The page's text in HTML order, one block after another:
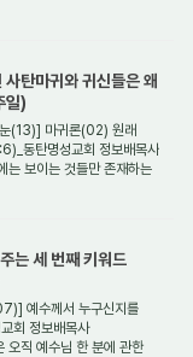
탄마귀와 귀신들은 왜
)
(13)] 마귀론(02) 원래
동탄명성교회 정보배목사
보이는 것들만 존재하는
는 세 번째 키워드
예수께서 누구신지를
회 정보배목사
직 예수님 한 분에 관한